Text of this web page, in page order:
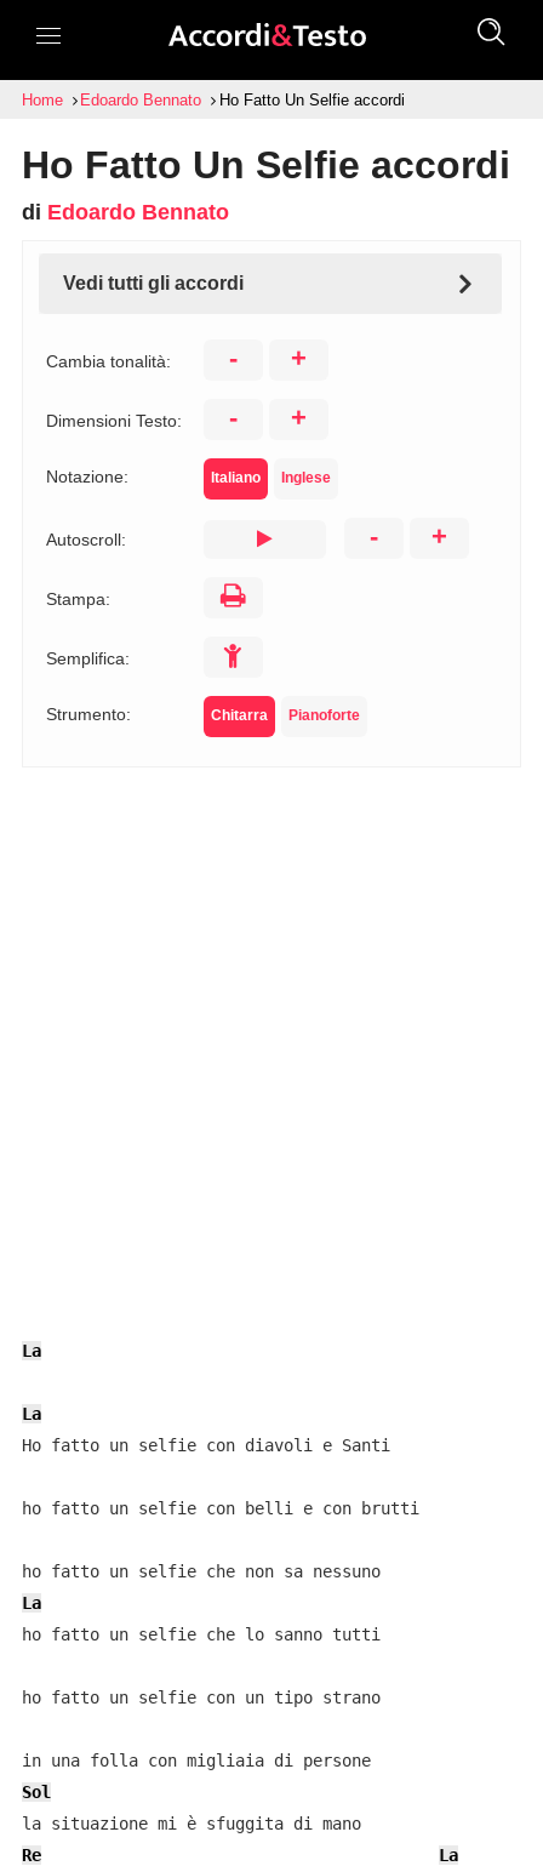
Home Edoardo Bennato Ho Fatto Un Selfie accordi
Ho Fatto Un Selfie accordi
di Edoardo Bennato
Vedi tutti gli accordi
Cambia tonalità: - +
Dimensioni Testo: - +
Notazione: Italiano Inglese
Autoscroll: - +
Stampa:
Semplifica:
Strumento: Chitarra Pianoforte
La
La
Ho fatto un selfie con diavoli e Santi
ho fatto un selfie con belli e con brutti
ho fatto un selfie che non sa nessuno
La
ho fatto un selfie che lo sanno tutti
ho fatto un selfie con un tipo strano
in una folla con migliaia di persone
Sol
la situazione mi è sfuggita di mano
Re
La